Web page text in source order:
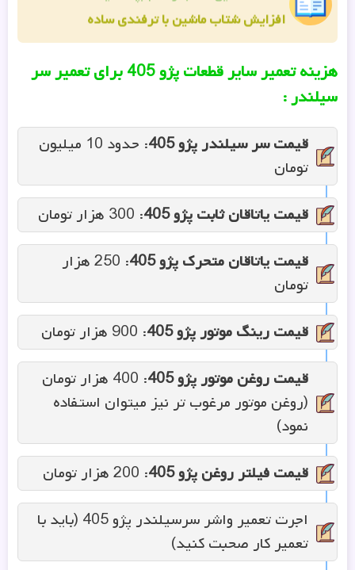
افزایش شتاب ماشین با ترفندی ساده
هزینه تعمیر سایر قطعات پژو 405 برای تعمیر سر
سیلندر :
قیمت سر سیلندر پژو 405
: حدود 10 میلیون
تومان
قیمت یاتاقان ثابت پژو405: 300 هزار تومان
قیمت یاتاقان متحرک پژو405
: 250 هزار
تومان
قیمت رینگ موتور پژو405: 900 هزار تومان
قیمت روغن موتور پژو405
: 400 هزار تومان
(روغن موتور مرغوب تر نیز میتوان استفاده
نمود)
قیمت فیلتر روغن پژو405: 200 هزار تومان
اجرت تعمیر واشر سرسیلندر پژو 405 (باید با
تعمیر کار صحبت کنید)